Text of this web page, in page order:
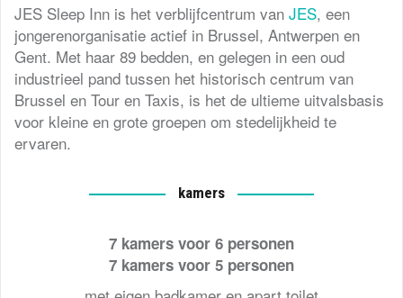
JES Sleep Inn is het verblijfcentrum van JES, een
jongerenorganisatie actief in Brussel, Antwerpen en
Gent. Met haar 89 bedden, en gelegen in een oud
industrieel pand tussen het historisch centrum van
Brussel en Tour en Taxis, is het de ultieme uitvalsbasis
voor kleine en grote groepen om stedelijkheid te
ervaren.
kamers
7 kamers voor 6 personen
7 kamers voor 5 personen